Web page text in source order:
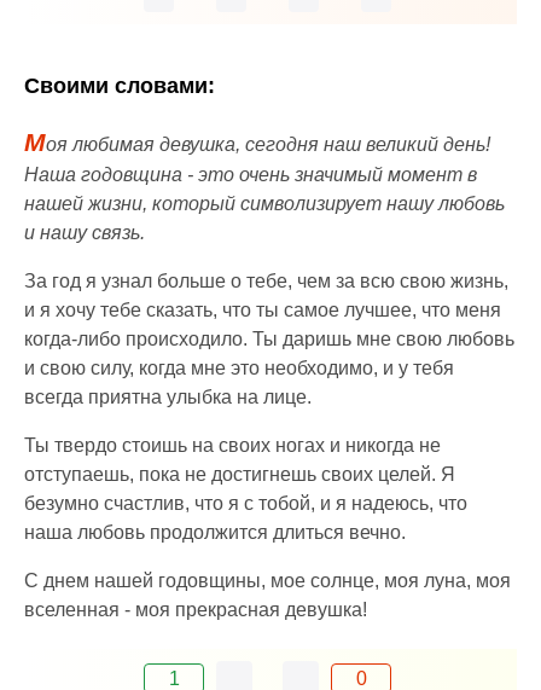
Своими словами:
Моя любимая девушка, сегодня наш великий день!
Наша годовщина - это очень значимый момент в
нашей жизни, который символизирует нашу любовь
и нашу связь.
За год я узнал больше о тебе, чем за всю свою жизнь,
и я хочу тебе сказать, что ты самое лучшее, что меня
когда-либо происходило. Ты даришь мне свою любовь
и свою силу, когда мне это необходимо, и у тебя
всегда приятна улыбка на лице.
Ты твердо стоишь на своих ногах и никогда не
отступаешь, пока не достигнешь своих целей. Я
безумно счастлив, что я с тобой, и я надеюсь, что
наша любовь продолжится длиться вечно.
С днем нашей годовщины, мое солнце, моя луна, моя
вселенная - моя прекрасная девушка!
1 0